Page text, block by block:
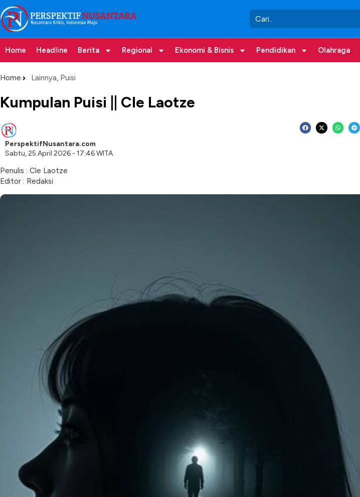
Home Headline Berita Regional Ekonomi & Bisnis Pendidikan Olahraga
Home Lainnya, Puisi
Kumpulan Puisi || Cle Laotze
PerspektifNusantara.com
Sabtu, 25 April 2026 - 17:46 WITA
Penulis : Cle Laotze
Editor : Redaksi